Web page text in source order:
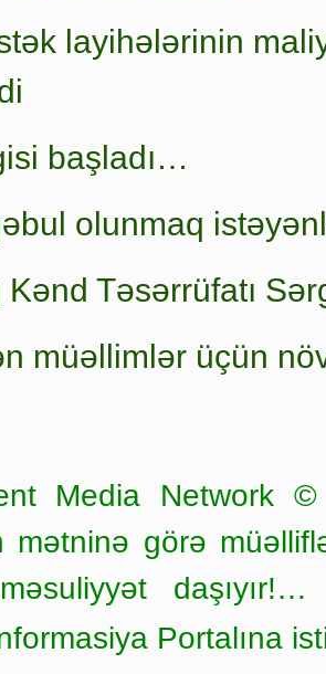
layihələrinin
başladı…
olunmaq
Təsərrüfatı
müəllimlər üçün
Media
mətninə görə
daşıyır!…
Portalına